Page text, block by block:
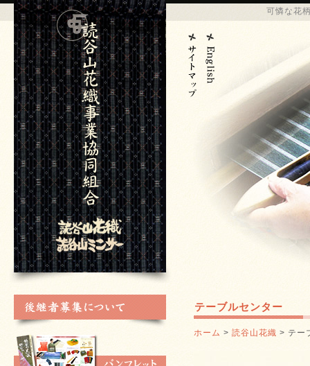
可憐な花
テーブルセンター
ホーム > 読谷山花織 > テー